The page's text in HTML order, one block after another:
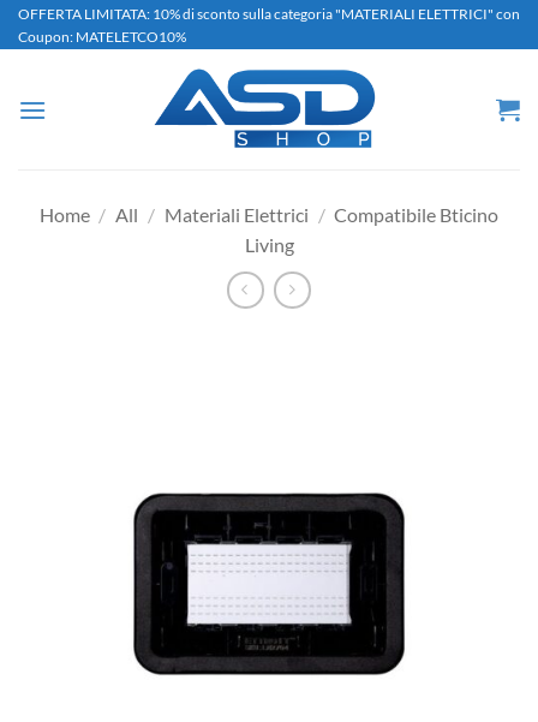
Salta
ai
OFFERTA LIMITATA: 10% di sconto sulla categoria "MATERIALI ELETTRICI" con
Coupon: MATELETCO10%
Home / All / Materiali Elettrici / Compatibile Bticino
Living